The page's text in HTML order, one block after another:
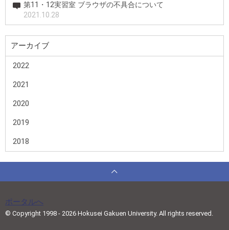
第11・12実習室 ブラウザの不具合について
2021.10.28
アーカイブ
2022
2021
2020
2019
2018
ポータルへ
© Copyright 1998 - 2026 Hokusei Gakuen University. All rights reserved.